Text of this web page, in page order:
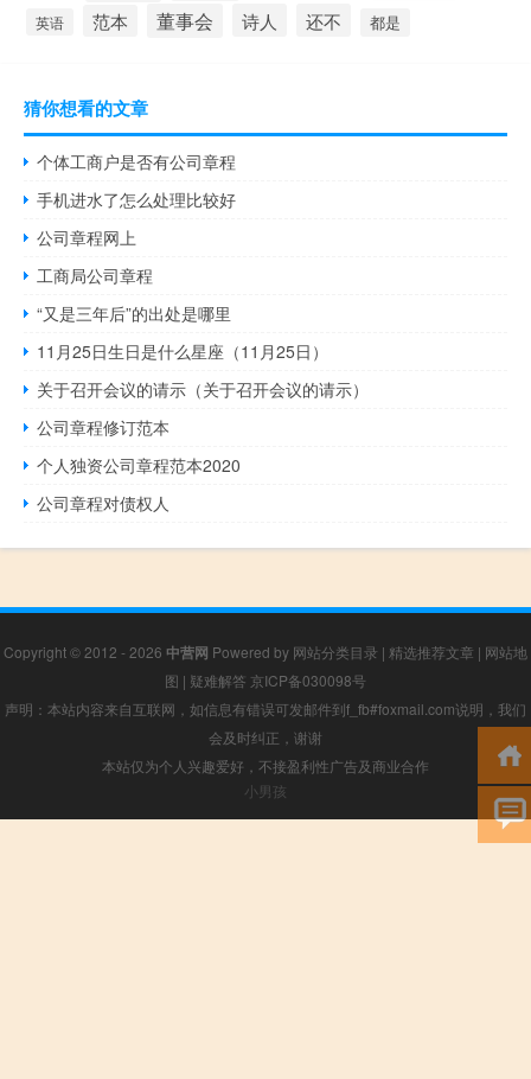
英语 范本 董事会 诗人 还不 都是
猜你想看的文章
个体工商户是否有公司章程
手机进水了怎么处理比较好
公司章程网上
工商局公司章程
“又是三年后”的出处是哪里
11月25日生日是什么星座（11月25日）
关于召开会议的请示（关于召开会议的请示）
公司章程修订范本
个人独资公司章程范本2020
公司章程对债权人
Copyright © 2012 - 2026 中营网 Powered by 网站分类目录 | 精选推荐文章 | 网站地
图 | 疑难解答 京ICP备030098号
声明：本站内容来自互联网，如信息有错误可发邮件到f_fb#foxmail.com说明，我们
会及时纠正，谢谢
本站仅为个人兴趣爱好，不接盈利性广告及商业合作
小男孩